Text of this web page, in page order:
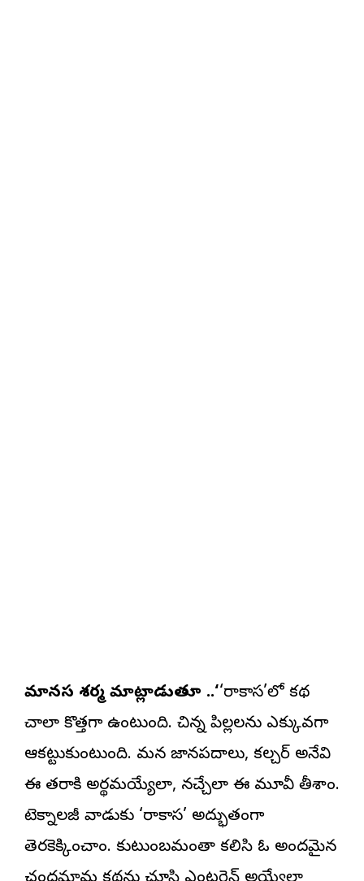
మానస శర్మ మాట్లాడుతూ ..‘‘రాకాస’లో కథ
చాలా కొత్తగా ఉంటుంది. చిన్న పిల్లలను ఎక్కువగా
ఆకట్టుకుంటుంది. మన జానపదాలు, కల్చర్ అనేవి
ఈ తరానికి అర్థమయ్యేలా, నచ్చేలా ఈ మూవీని తీశాం.
టెక్నాలజీని వాడుకుని ‘రాకాస’ని అద్భుతంగా
తెరకెక్కించాం. కుటుంబమంతా కలిసి ఓ అందమైన